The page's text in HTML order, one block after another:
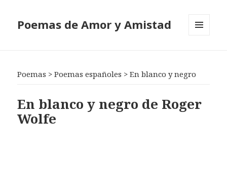
Poemas de Amor y Amistad
Poemas >Poemas españoles >En blanco y negro
En blanco y negro de Roger
Wolfe